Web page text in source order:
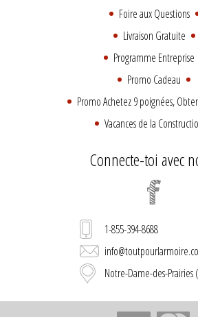
Foire aux Questions
Livraison Gratuite
Programme Entreprise
Promo Cadeau
Promo Achetez 9 poignées,
Vacances de la
Connecte-toi avec
1-855-394-8688
Notre-Dame-des-Prairies